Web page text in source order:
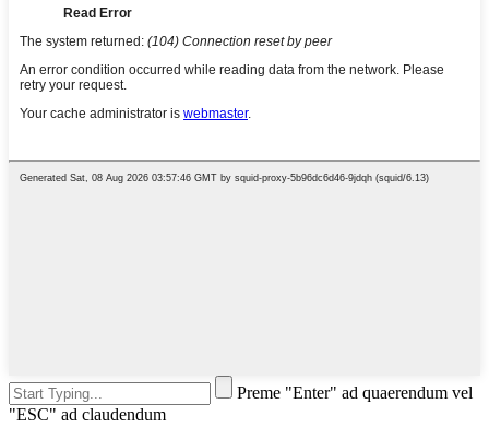
Preme "Enter" ad quaerendum vel
"ESC" ad claudendum